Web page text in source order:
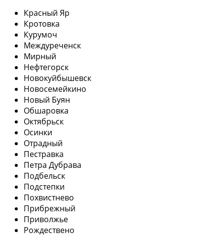
Красный Яр
Кротовка
Курумоч
Междуреченск
Мирный
Нефтегорск
Новокуйбышевск
Новосемейкино
Новый Буян
Обшаровка
Октябрьск
Осинки
Отрадный
Пестравка
Петра Дубрава
Подбельск
Подстепки
Похвистнево
Прибрежный
Приволжье
Рождествено